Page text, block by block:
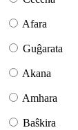
Afara
Guĝarata
Akana
Amhara
Baŝkira